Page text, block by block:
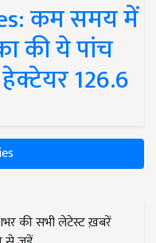
कम समय में
की ये पांच
126.6
की सभी लेटेस्ट ख़बरें